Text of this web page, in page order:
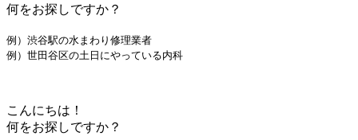
何をお探しですか？
例）渋谷駅の水まわり修理業者
例）世田谷区の土日にやっている内科
こんにちは！
何をお探しですか？